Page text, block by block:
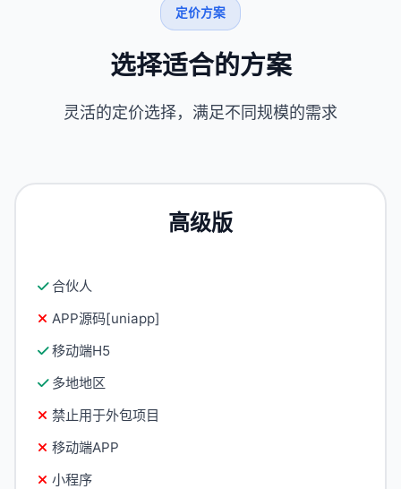
定价方案
选择适合的方案
灵活的定价选择，满足不同规模的需求
高级版
合伙人
APP源码[uniapp]
移动端H5
多地地区
禁止用于外包项目
移动端APP
小程序